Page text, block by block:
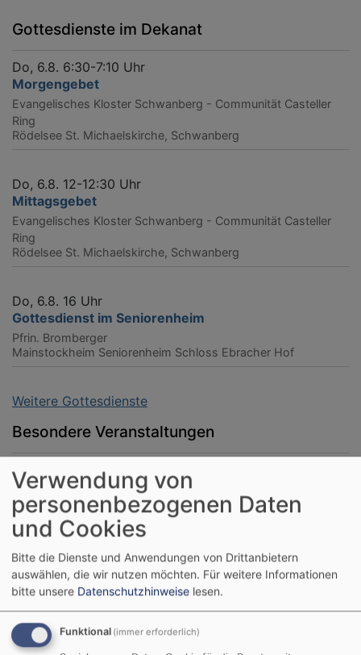
Gottesdienste im Dekanat
Do, 6.8. 6:30-7:10 Uhr
Morgengebet
Evangelisches Kloster Schwanberg - Communität Casteller
Ring
Rödelsee St. Michaelskirche, Schwanberg
Do, 6.8. 12-12:30 Uhr
Mittagsgebet
Evangelisches Kloster Schwanberg - Communität Casteller
Ring
Rödelsee St. Michaelskirche, Schwanberg
Do, 6.8. 16 Uhr
Gottesdienst im Seniorenheim
Pfrin. Bromberger
Mainstockheim Seniorenheim Schloss Ebracher Hof
Weitere Gottesdienste
Besondere Veranstaltungen
Verwendung von
personenbezogenen Daten
und Cookies
Bitte die Dienste und Anwendungen von Drittanbietern
auswählen, die wir nutzen möchten. Für weitere Informationen
bitte unsere Datenschutzhinweise lesen.
Funktional (immer erforderlich)